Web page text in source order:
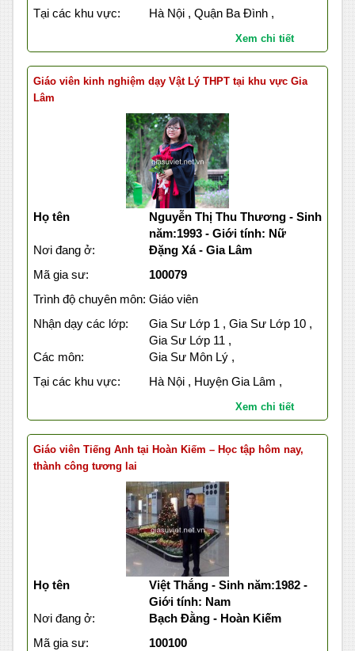
Tại các khu vực:
Hà Nội , Quận Ba Đình ,
Xem chi tiết
Giáo viên kinh nghiệm dạy Vật Lý THPT tại khu vực Gia
Lâm
Họ tên
Nguyễn Thị Thu Thương - Sinh
năm:1993 - Giới tính: Nữ
Nơi đang ở:
Đặng Xá - Gia Lâm
Mã gia sư:
100079
Trình độ chuyên môn: Giáo viên
Nhận dạy các lớp:
Gia Sư Lớp 1 , Gia Sư Lớp 10 ,
Gia Sư Lớp 11 ,
Các môn:
Gia Sư Môn Lý ,
Tại các khu vực:
Hà Nội , Huyện Gia Lâm ,
Xem chi tiết
Giáo viên Tiếng Anh tại Hoàn Kiếm – Học tập hôm nay,
thành công tương lai
Họ tên
Việt Thắng - Sinh năm:1982 -
Giới tính: Nam
Nơi đang ở:
Bạch Đằng - Hoàn Kiếm
Mã gia sư:
100100